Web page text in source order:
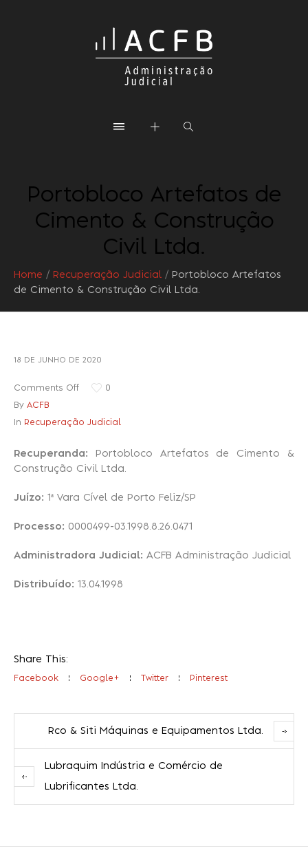
Portobloco Artefatos de
Cimento & Construção
Civil Ltda.
Home / Recuperação Judicial / Portobloco Artefatos
de Cimento & Construção Civil Ltda.
18 DE JUNHO DE 2020
Comments Off 0
By ACFB
In Recuperação Judicial
Recuperanda: Portobloco Artefatos de Cimento &
Construção Civil Ltda.
Juízo: 1ª Vara Cível de Porto Feliz/SP
Processo: 0000499-03.1998.8.26.0471
Administradora Judicial: ACFB Administração Judicial
Distribuído: 13.04.1998
Share This:
Facebook Google+ Twitter Pinterest
Rco & Siti Máquinas e Equipamentos Ltda.
Lubraquim Indústria e Comércio de
Lubrificantes Ltda.